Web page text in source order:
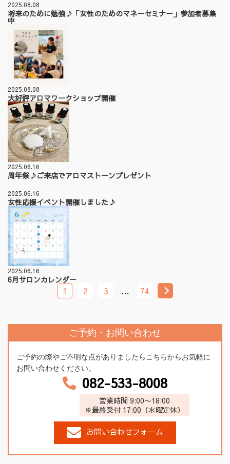
2025.08.08
将来のために勉強♪「女性のためのマネーセミナー」参加者募集
中
2025.08.08
大好評アロマワークショップ開催
2025.06.16
周年祭♪ご来店でアロマストーンプレゼント
2025.06.16
女性応援イベント開催しました♪
2025.06.16
6月サロンカレンダー
1 2 3 … 74
ご予約・お問い合わせ
ご予約の際やご不明な点がありましたらこちらからお気軽に
お問い合わせください。
082-533-8008
営業時間 9:00〜18:00
※最終受付 17:00（水曜定休）
お問い合わせフォーム